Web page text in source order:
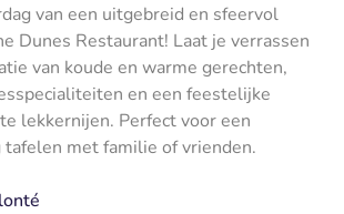
van een uitgebreid en sfeervol
Dunes Restaurant! Laat je verrassen
van koude en warme gerechten,
en een feestelijke
lekkernijen. Perfect voor een
met familie of vrienden.